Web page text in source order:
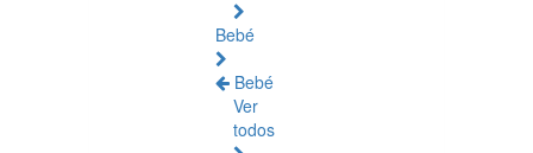
Bebé
Bebé
Ver
todos